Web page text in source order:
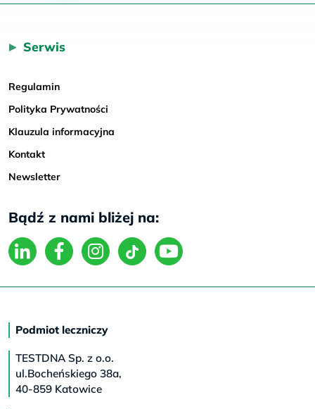
Serwis
Regulamin
Polityka Prywatności
Klauzula informacyjna
Kontakt
Newsletter
Bądź z nami bliżej na:
Podmiot leczniczy
TESTDNA Sp. z o.o.
ul.Bocheńskiego 38a,
40-859 Katowice